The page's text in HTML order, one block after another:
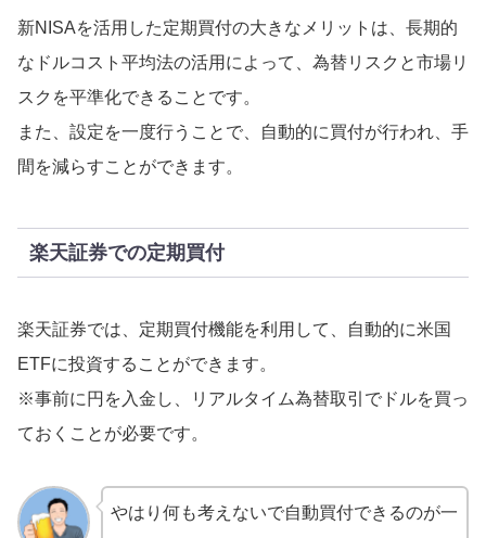
新NISAを活用した定期買付の大きなメリットは、長期的
なドルコスト平均法の活用によって、為替リスクと市場リ
スクを平準化できることです。
また、設定を一度行うことで、自動的に買付が行われ、手
間を減らすことができます。
楽天証券での定期買付
楽天証券では、定期買付機能を利用して、自動的に米国
ETFに投資することができます。
※事前に円を入金し、リアルタイム為替取引でドルを買っ
ておくことが必要です。
やはり何も考えないで自動買付できるのが一